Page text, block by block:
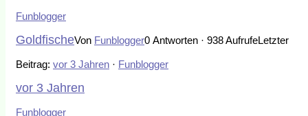
Funblogger
GoldfischeVon Funblogger0 Antworten · 938 AufrufeLetzter
Beitrag: vor 3 Jahren · Funblogger
vor 3 Jahren
Funblogger